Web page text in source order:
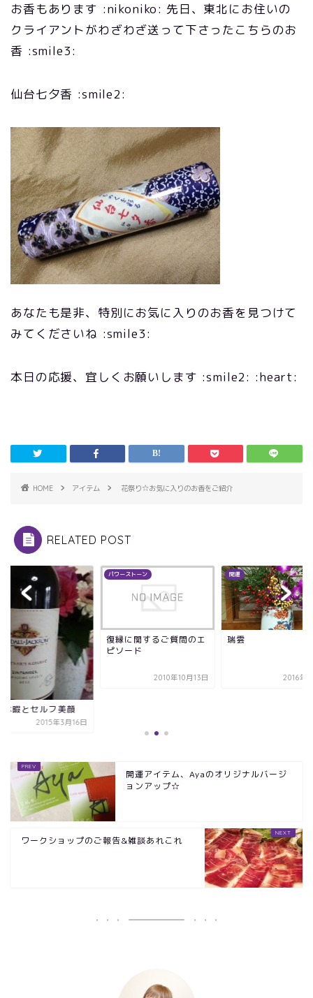
お香もあります :nikoniko: 先日、東北にお住いの
クライアントがわざわざ送って下さったこちらのお
香 :smile3:
仙台七夕香 :smile2:
あなたも是非、特別にお気に入りのお香を見つけて
みてくださいね :smile3:
本日の応援、宜しくお願いします :smile2: :heart:
HOME アイテム 花祭り☆お気に入りのお香をご紹介
RELATED POST
休暇とセルフ美顔
2015年3月16日
パワーストーン
復縁に関するご質問のエ
ピソード
2010年10月13日
開運
瑞雲
2016年1
開運アイテム、Ayaのオリジナルバージ
ョンアップ☆
ワークショップのご報告&雑談あれこれ